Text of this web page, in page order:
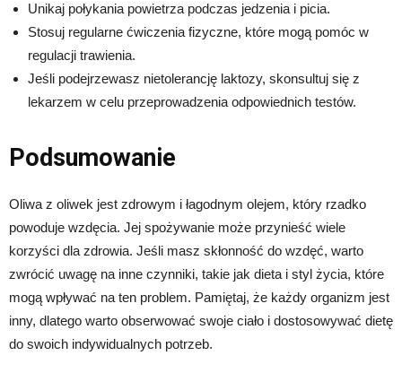
Unikaj połykania powietrza podczas jedzenia i picia.
Stosuj regularne ćwiczenia fizyczne, które mogą pomóc w
regulacji trawienia.
Jeśli podejrzewasz nietolerancję laktozy, skonsultuj się z
lekarzem w celu przeprowadzenia odpowiednich testów.
Podsumowanie
Oliwa z oliwek jest zdrowym i łagodnym olejem, który rzadko
powoduje wzdęcia. Jej spożywanie może przynieść wiele
korzyści dla zdrowia. Jeśli masz skłonność do wzdęć, warto
zwrócić uwagę na inne czynniki, takie jak dieta i styl życia, które
mogą wpływać na ten problem. Pamiętaj, że każdy organizm jest
inny, dlatego warto obserwować swoje ciało i dostosowywać dietę
do swoich indywidualnych potrzeb.